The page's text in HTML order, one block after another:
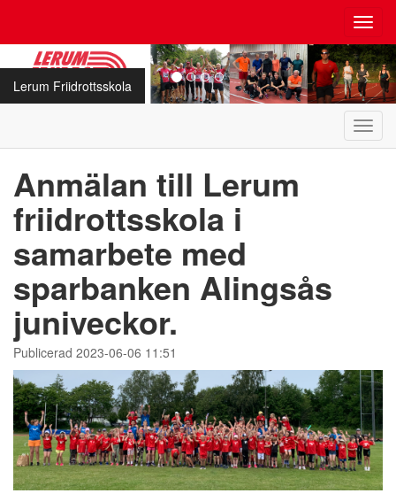
Lerum Friidrottsskola
Anmälan till Lerum
friidrottsskola i
samarbete med
sparbanken Alingsås
juniveckor.
Publicerad 2023-06-06 11:51